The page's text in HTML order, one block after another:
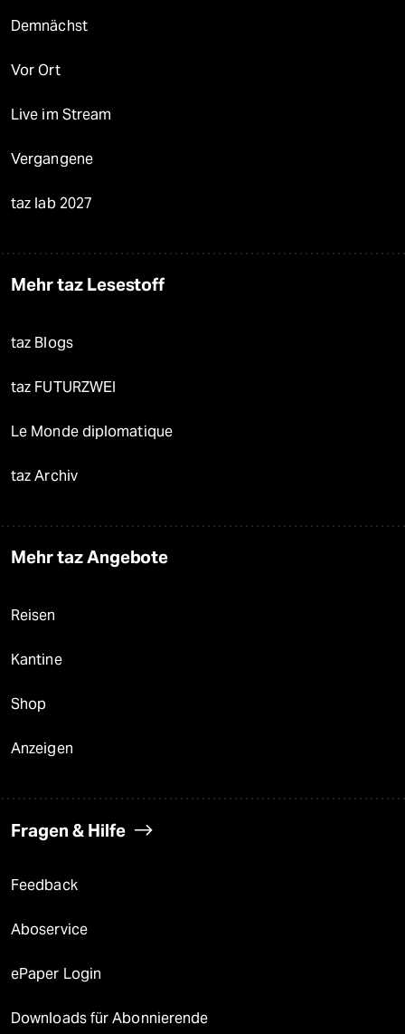
Demnächst
Vor Ort
Live im Stream
Vergangene
taz lab 2027
Mehr taz Lesestoff
taz Blogs
taz FUTURZWEI
Le Monde diplomatique
taz Archiv
Mehr taz Angebote
Reisen
Kantine
Shop
Anzeigen
Fragen & Hilfe
Feedback
Aboservice
ePaper Login
Downloads für Abonnierende